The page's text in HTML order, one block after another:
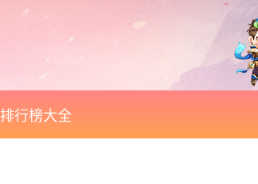
排行榜大全